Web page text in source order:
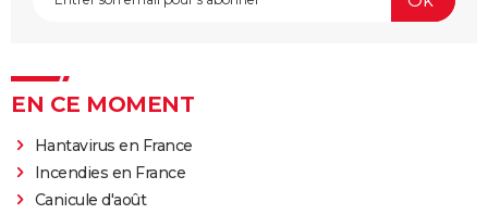
EN CE MOMENT
Hantavirus en France
Incendies en France
Canicule d'août